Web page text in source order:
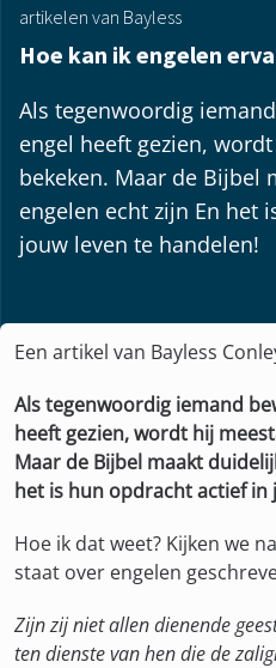
artikelen van Bayless
Hoe kan ik engelen
Als tegenwoordig
engel heeft gezien,
bekeken. Maar de Bijbel
engelen echt zijn En het
jouw leven te handelen!
Een artikel van Bayless
Als tegenwoordig iemand
heeft gezien, wordt hij
Maar de Bijbel maakt
het is hun opdracht actief in
Hoe ik dat weet? Kijken we
staat over engelen
Zijn zij niet allen dienende
ten dienste van hen die de